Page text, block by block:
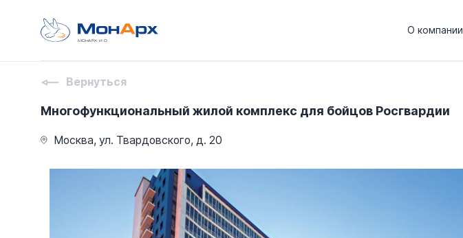
МОНАРХ И О
О компании
Вернуться
Многофункциональный жилой комплекс для бойцов Росгвардии
Москва, ул. Твардовского, д. 20